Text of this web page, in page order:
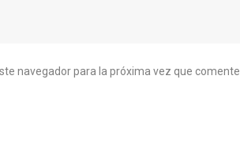
navegador para la próxima vez que comente.